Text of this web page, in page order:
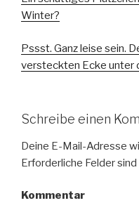
Winter?
Pssst. Ganz leise sein.
versteckten Ecke unter
Schreibe einen
Deine E-Mail-Adresse
Erforderliche Felder
Kommentar